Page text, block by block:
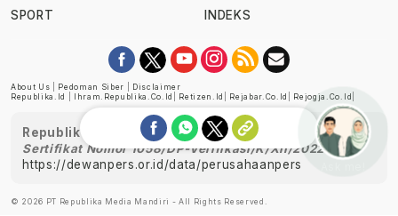
SPORT
INDEKS
About Us Pedoman Siber
Disclaimer
Republika.id
Ihram.republika.co.id Retizen.id Rejabar.co.id Rejogja.co.id
Republika telah diverifikasi oleh Dewan Pers
Sertifikat Nomor 1058/DP-Verifikasi/K/XII/2022
https://dewanpers.or.id/data/perusahaanpers
© 2026 PT Republika Media Mandiri - All Rights Reserved.